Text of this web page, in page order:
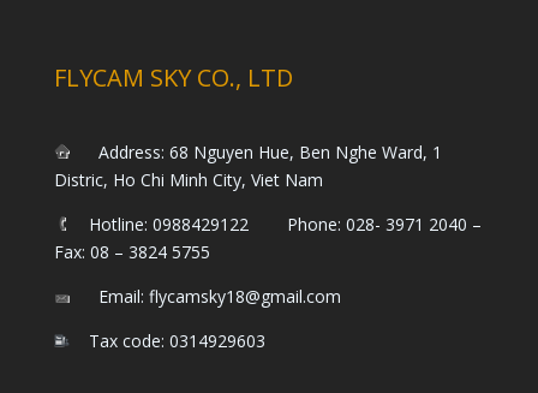
FLYCAM SKY CO., LTD
Address: 68 Nguyen Hue, Ben Nghe Ward, 1
Distric, Ho Chi Minh City, Viet Nam
Hotline: 0988429122 Phone: 028- 3971 2040 –
Fax: 08 – 3824 5755
Email: flycamsky18@gmail.com
Tax code: 0314929603